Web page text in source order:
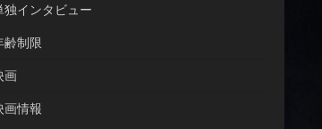
独インタビュー
齢制限
画
画情報